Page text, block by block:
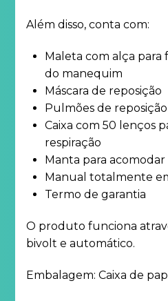
Além disso, conta com:
Maleta com alça para
do manequim
Máscara de reposição
Pulmões de reposição
Caixa com 50 lenços
respiração
Manta para
Manual totalmente
Termo de garantia
O produto funciona
bivolt e automático.
Embalagem: Caixa de